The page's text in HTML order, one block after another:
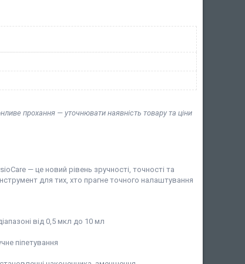
прохання — уточнювати наявність товару та ціни
— це новий рівень зручності, точності та
для тих, хто прагне точного налаштування
від 0,5 мкл до 10 мл
піпетування